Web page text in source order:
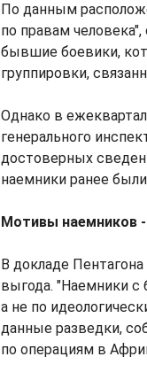
По данным
по правам
бывшие боевики,
группировки,
Однако в
генерального
достоверных
наемники ранее
Мотивы наемников
В докладе
выгода. "Наемники
а не по
данные разведки,
по операциям в